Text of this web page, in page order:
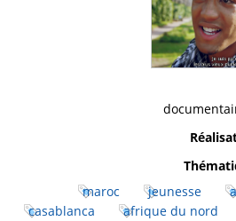
maroc
jeunesse
casablanca
afrique du nord